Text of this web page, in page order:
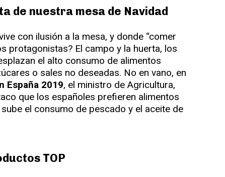
de nuestra mesa de Navidad
con ilusión a la mesa, y donde “comer
protagonistas? El campo y la huerta, los
el alto consumo de alimentos
o sales no deseadas. No en vano, en
España 2019, el ministro de Agricultura,
que los españoles prefieren alimentos
el consumo de pescado y el aceite de
TOP